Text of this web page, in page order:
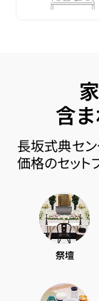
含
長坂式典セ
価格のセット
祭壇